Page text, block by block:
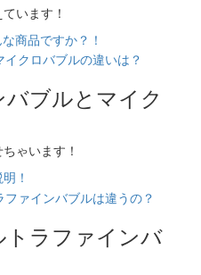
います！
商品ですか？！
ブルとマイク
ゃいます！
！
ラファインバ